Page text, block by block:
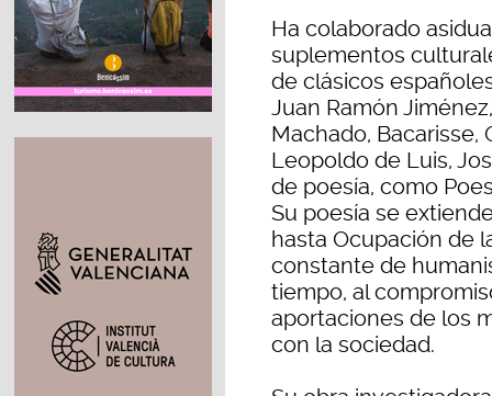
Ha colaborado
suplementos
de clásicos
Juan Ramón
Machado, Bacarisse,
Leopoldo de Luis,
de poesía, como
Su poesía se
hasta Ocupación de
constante de
tiempo, al
aportaciones de los
con la sociedad.